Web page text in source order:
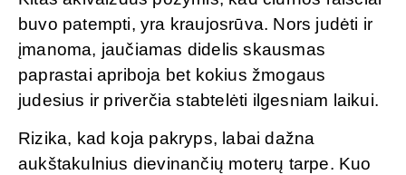
buvo patempti, yra kraujosrūva. Nors judėti ir
įmanoma, jaučiamas didelis skausmas
paprastai apriboja bet kokius žmogaus
judesius ir priverčia stabtelėti ilgesniam laikui.
Rizika, kad koja pakryps, labai dažna
aukštakulnius dievinančių moterų tarpe. Kuo